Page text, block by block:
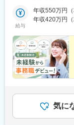
山駅前駅、市
所前駅、新宿
工機前駅、中
曽根田駅、近
第一通り駅、
市駅、上栄町
駅、浅香駅、
園駅(福岡県)
駅、谷山駅(
港第２ターミ
南関東：東京
川・新潟・長
香川・愛媛■
亀島駅、新浜
駅、長野駅、
神南駅、眉山
駅、渋谷駅、
駅、八王子駅
藤沢駅、海老
上尾駅、新座
駅、伊勢崎駅
幌駅、函館駅
駅、久慈駅、
古川駅、気仙
給与
年収550万円
年収420万円
気に